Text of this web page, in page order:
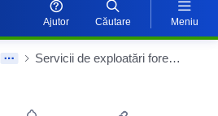
Ajutor Căutare Meniu
Servicii de exploatări forestiere pentru producția anului 2025 – 5 – DS Tulcea
Actions Portlet